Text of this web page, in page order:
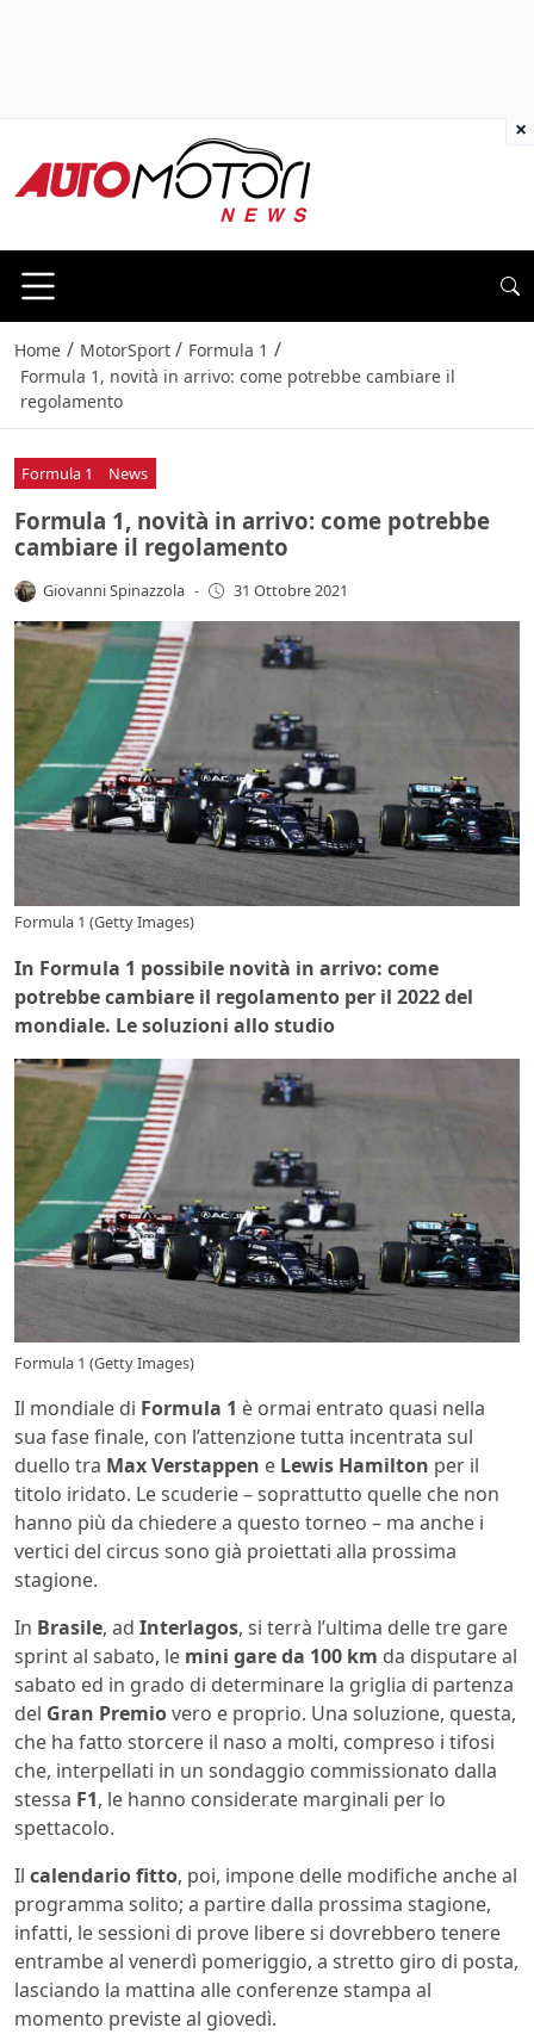
Home / MotorSport / Formula 1 /
Formula 1, novità in arrivo: come potrebbe cambiare il
regolamento
Formula 1 News
Formula 1, novità in arrivo: come potrebbe
cambiare il regolamento
Giovanni Spinazzola - 31 Ottobre 2021
Formula 1 (Getty Images)
In Formula 1 possibile novità in arrivo: come
potrebbe cambiare il regolamento per il 2022 del
mondiale. Le soluzioni allo studio
Formula 1 (Getty Images)
Il mondiale di Formula 1 è ormai entrato quasi nella
sua fase finale, con l’attenzione tutta incentrata sul
duello tra Max Verstappen e Lewis Hamilton per il
titolo iridato. Le scuderie – soprattutto quelle che non
hanno più da chiedere a questo torneo – ma anche i
vertici del circus sono già proiettati alla prossima
stagione.
In Brasile, ad Interlagos, si terrà l’ultima delle tre gare
sprint al sabato, le mini gare da 100 km da disputare al
sabato ed in grado di determinare la griglia di partenza
del Gran Premiovero e proprio. Una soluzione, questa,
che ha fatto storcere il naso a molti, compreso i tifosi
che, interpellati in un sondaggio commissionato dalla
stessa F1, le hanno considerate marginali per lo
spettacolo.
Il calendario fitto, poi, impone delle modifiche anche al
programma solito; a partire dalla prossima stagione,
infatti, le sessioni di prove libere si dovrebbero tenere
entrambe al venerdì pomeriggio, a stretto giro di posta,
lasciando la mattina alle conferenze stampa al
momento previste al giovedì.
×